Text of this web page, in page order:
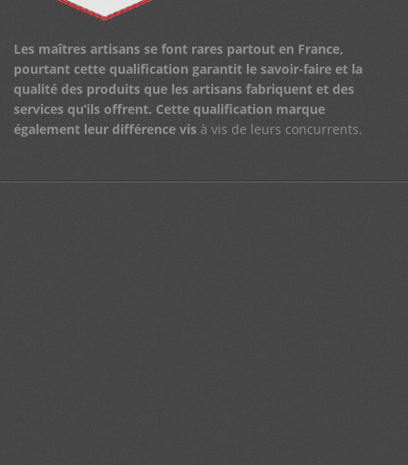
Les maîtres artisans se font rares partout en France,
pourtant cette qualification garantit le savoir-faire et la
qualité des produits que les artisans fabriquent et des
services qu’ils offrent. Cette qualification marque
également leur différence vis à vis de leurs concurrents.